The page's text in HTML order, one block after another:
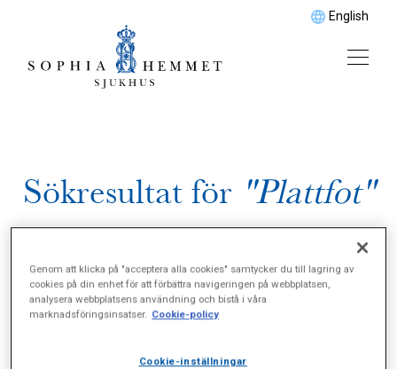
English
Sökresultat för "Plattfot"
Genom att klicka på "acceptera alla cookies" samtycker du till lagring av
cookies på din enhet för att förbättra navigeringen på webbplatsen,
analysera webbplatsens användning och bistå i våra
marknadsföringsinsatser. Cookie-policy
Cookie-inställningar